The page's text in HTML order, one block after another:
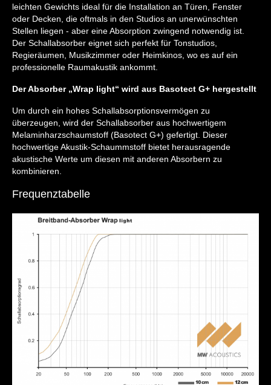
leichten Gewichts ideal für die Installation an Türen, Fenster
oder Decken, die oftmals in den Studios an unerwünschten
Stellen liegen - aber eine Absorption zwingend notwendig ist.
Der Schallabsorber eignet sich perfekt für Tonstudios,
Regieräumen, Musikzimmer oder Heimkinos, wo es auf ein
professionelle Raumakustik ankommt.
Der Absorber „Wrap light“ wird aus Basotect G+ hergestellt
Um durch ein hohes Schallabsorptionsvermögen zu
überzeugen, wird der Schallabsorber aus hochwertigem
Melaminharzschaumstoff (Basotect G+) gefertigt. Dieser
hochwertige Akustik-Schaummstoff bietet herausragende
akustische Werte um diesen mit anderen Absorbern zu
kombinieren.
Frequenztabelle